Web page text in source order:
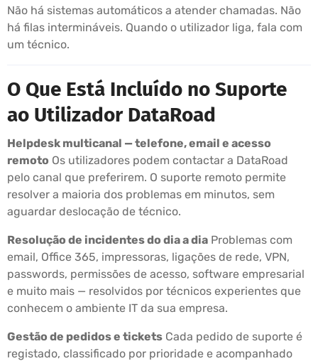
Não há sistemas automáticos a atender chamadas. Não
há filas intermináveis. Quando o utilizador liga, fala com
um técnico.
O Que Está Incluído no Suporte
ao Utilizador DataRoad
Helpdesk multicanal — telefone, email e acesso
remoto Os utilizadores podem contactar a DataRoad
pelo canal que preferirem. O suporte remoto permite
resolver a maioria dos problemas em minutos, sem
aguardar deslocação de técnico.
Resolução de incidentes do dia a dia Problemas com
email, Office 365, impressoras, ligações de rede, VPN,
passwords, permissões de acesso, software empresarial
e muito mais — resolvidos por técnicos experientes que
conhecem o ambiente IT da sua empresa.
Gestão de pedidos e tickets Cada pedido de suporte é
registado, classificado por prioridade e acompanhado